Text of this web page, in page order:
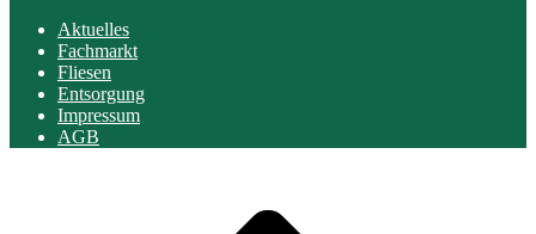
Aktuelles
Fachmarkt
Fliesen
Entsorgung
Impressum
AGB